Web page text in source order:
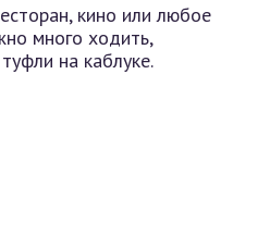
кино или любое
много ходить,
на каблуке.